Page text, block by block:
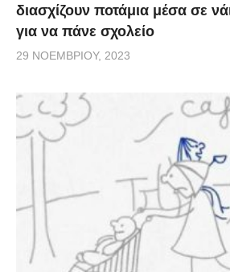
διασχίζουν ποτάμια μέσα σε
για να πάνε σχολείο
29 ΝΟΕΜΒΡΊΟΥ, 2023